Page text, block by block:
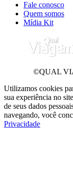
Fale conosco
Quem somos
Mídia Kit
©QUAL
Utilizamos cookies
sua experiência no
de seus dados
navegando, você
Privacidade